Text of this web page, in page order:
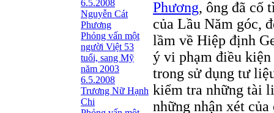
6.5.2008
Nguyễn Cát
Phương
Phỏng vấn một
người Việt 53
tuổi, sang Mỹ
năm 2003
6.5.2008
Trương Nữ Hạnh
Chi
Phương, ông đã cố
của Lầu Năm góc,
lầm về Hiệp định
ý vi phạm điều
trong sử dụng tư
kiểm tra những tài
những nhận xét